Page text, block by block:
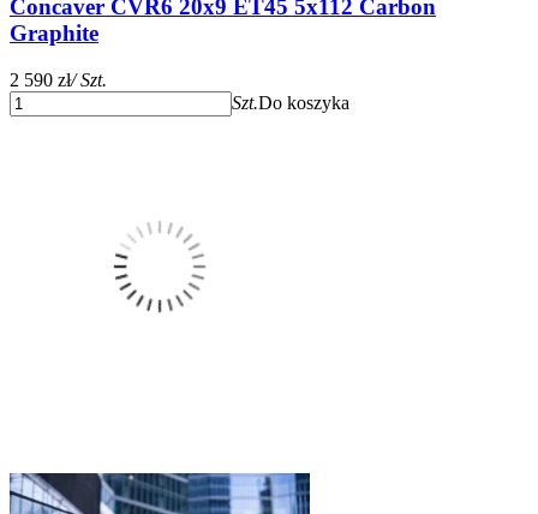
Concaver CVR6 20x9 ET45 5x112 Carbon
Graphite
2 590 zł/ Szt.
Szt.Do koszyka